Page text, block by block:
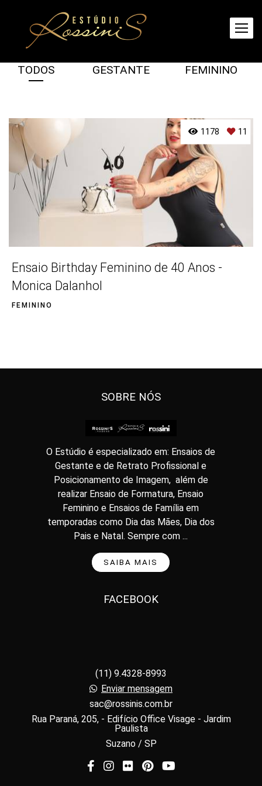
TODOS GESTANTE FEMININO
Ensaio Birthday Feminino de 40 Anos -
Monica Dalanhol
FEMININO
1178 11
SOBRE NÓS
O Estúdio é especializado em: Ensaios de
Gestante e de Retrato Profissional e
Posicionamento de Imagem, além de
realizar Ensaio de Formatura, Ensaio
Feminino e Ensaios de Família em
temporadas como Dia das Mães, Dia dos
Pais e Natal. Sempre com ...
SAIBA MAIS
FACEBOOK
(11) 9.4328-8993
Enviar mensagem
sac@rossinis.com.br
Rua Paraná, 205, - Edifício Office Visage - Jardim
Paulista
Suzano / SP